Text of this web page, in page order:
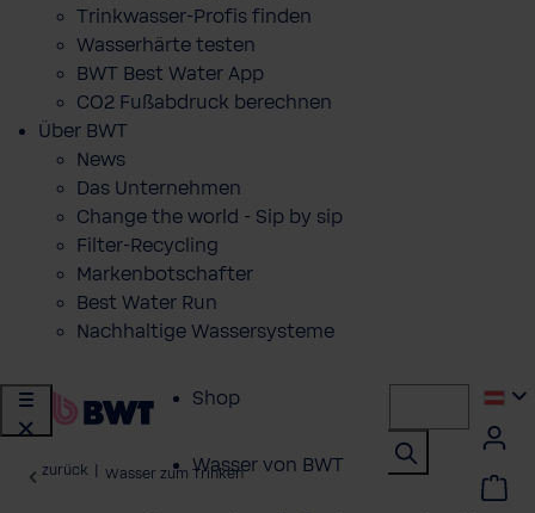
Trinkwasser-Profis finden
Wasserhärte testen
BWT Best Water App
CO2 Fußabdruck berechnen
Über BWT
News
Das Unternehmen
Change the world - Sip by sip
Filter-Recycling
Markenbotschafter
Best Water Run
Nachhaltige Wassersysteme
Shop
Wasser von BWT
zurück Wasser zum Trinken